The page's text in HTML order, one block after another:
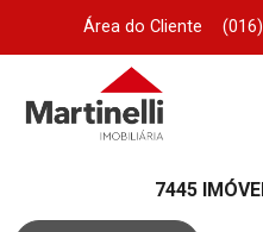
Área do Cliente
7445